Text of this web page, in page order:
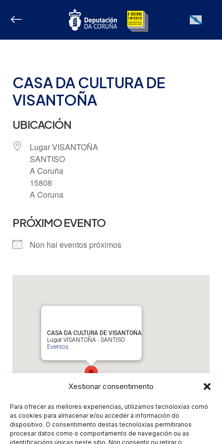
Xestionar consentimento
Para ofrecer as mellores experiencias, utilizamos tecnoloxías como
as cookies para almacenar e/ou acceder á información do
dispositivo. O consentimento destas tecnoloxías permitiranos
procesar datos como o comportamento de navegación ou as
identificacións únicas neste sitio. Non consentir ou retirar o
Galician
CASA DA CULTURA DE
VISANTOÑA
UBICACIÓN
Lugar VISANTOÑA
SANTISO
A Coruña
15808
A Coruna
PRÓXIMO EVENTO
Non hai eventos próximos
CASA DA CULTURA DE VISANTOÑA
Lugar VISANTOÑA - SANTISO
Eventos